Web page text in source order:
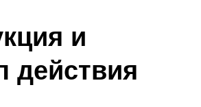
и
действия